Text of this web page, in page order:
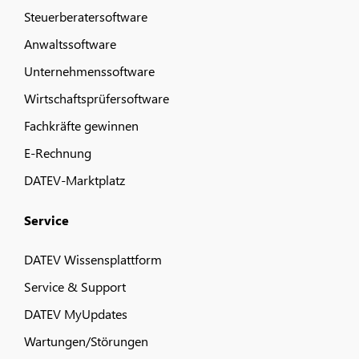
Steuerberatersoftware
Anwaltssoftware
Unternehmenssoftware
Wirtschaftsprüfersoftware
Fachkräfte gewinnen
E-Rechnung
DATEV-Marktplatz
Service
DATEV Wissensplattform
Service & Support
DATEV MyUpdates
Wartungen/Störungen